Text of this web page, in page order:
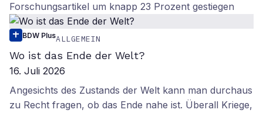
Forschungsartikel um knapp 23 Prozent gestiegen
BDW PlusALLGEMEIN
Wo ist das Ende der Welt?
16. Juli 2026
Angesichts des Zustands der Welt kann man durchaus
zu Recht fragen, ob das Ende nahe ist. Überall Kriege,